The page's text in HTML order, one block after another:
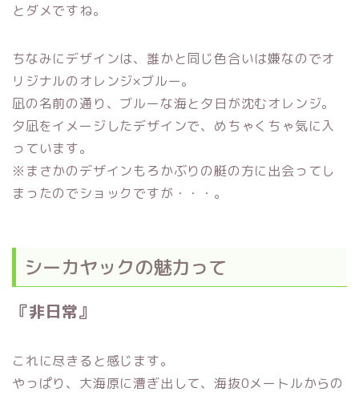
とダメですね。
ちなみにデザインは、誰かと同じ色合いは嫌なのでオ
リジナルのオレンジ×ブルー。
凪の名前の通り、ブルーな海と夕日が沈むオレンジ。
夕凪をイメージしたデザインで、めちゃくちゃ気に入
っています。
※まさかのデザインもろかぶりの艇の方に出会ってし
まったのでショックですが・・・。
シーカヤックの魅力って
『非日常』
これに尽きると感じます。
やっぱり、大海原に漕ぎ出して、海抜0メートルからの